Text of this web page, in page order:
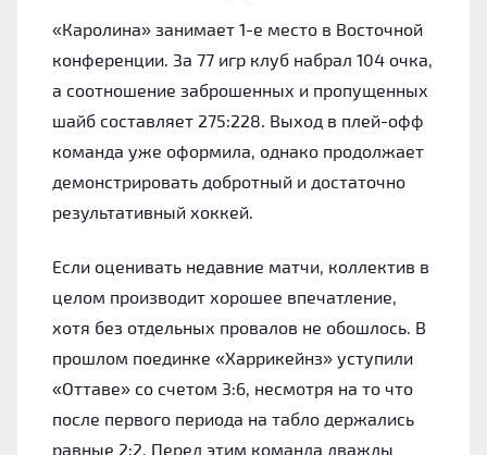
«Каролина» занимает 1-е место в Восточной
конференции. За 77 игр клуб набрал 104 очка,
а соотношение заброшенных и пропущенных
шайб составляет 275:228. Выход в плей-офф
команда уже оформила, однако продолжает
демонстрировать добротный и достаточно
результативный хоккей.
Если оценивать недавние матчи, коллектив в
целом производит хорошее впечатление,
хотя без отдельных провалов не обошлось. В
прошлом поединке «Харрикейнз» уступили
«Оттаве» со счетом 3:6, несмотря на то что
после первого периода на табло держались
равные 2:2. Перед этим команда дважды